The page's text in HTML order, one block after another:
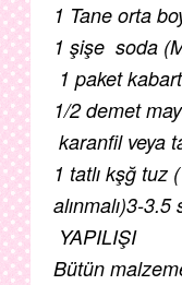
1 Tane orta
1 şişe soda
1 paket
1/2 demet
karanfil veya
1 tatlı kşğ tuz
alınmalı)3-3.5
YAPILIŞI
Bütün